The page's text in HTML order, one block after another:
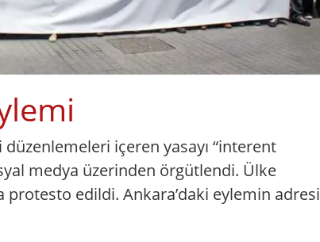
içeren yasayı “interent
medya üzerinden örgütlendi. Ülke
protesto edildi. Ankara’daki eylemin adresi